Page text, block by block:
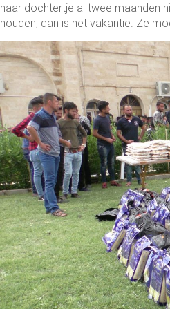
haar dochtertje al twee maanden
houden, dan is het vakantie. Ze